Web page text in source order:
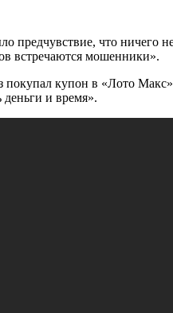
предчувствие, что
встречаются мошенники».
покупал купон в «Лото
и время».